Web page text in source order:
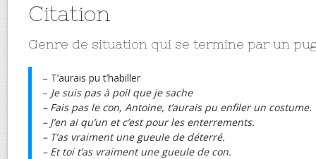
Citation
Genre de situation qui se termine par un
– T’aurais pu t’habiller
– Je suis pas à poil que je sache
– Fais pas le con, Antoine, t’aurais pu enfiler un costume.
– J’en ai qu’un et c’est pour les enterrements.
– T’as vraiment une gueule de déterré.
– Et toi t’as vraiment une gueule de con.